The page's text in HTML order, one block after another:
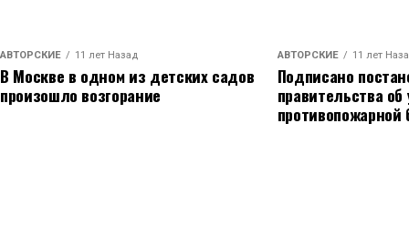
АВТОРСКИЕ 11 лет Назад
В Москве в одном из детских садов
произошло возгорание
АВТОРСКИЕ 11 лет
Подписано
правительства
противопожарной